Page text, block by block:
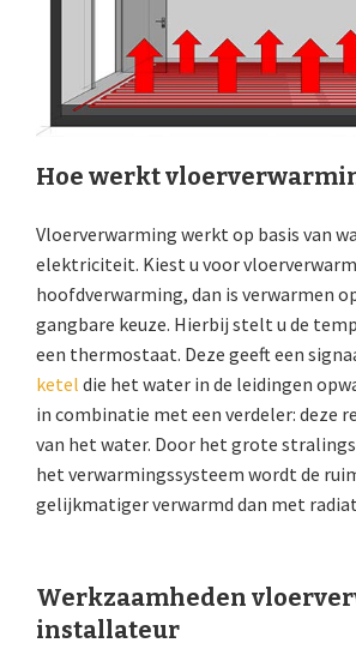
Hoe werkt
Vloerverwarming werkt op basis van
elektriciteit. Kiest u voor
hoofdverwarming, dan is verwarmen
gangbare keuze. Hierbij stelt u de
een thermostaat. Deze geeft een
ketel die het water in de leidingen
in combinatie met een verdeler: deze
van het water. Door het grote
het verwarmingssysteem wordt de
gelijkmatiger verwarmd dan met
Werkzaamheden
installateur